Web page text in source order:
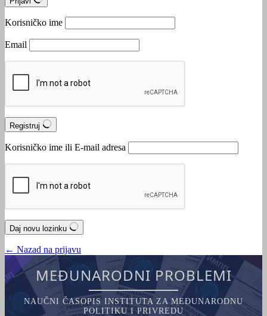
Korisničko ime
Email
Registruj
Korisničko ime ili E-mail adresa
Daj novu lozinku
← Nazad na prijavu
MEĐUNARODNI PROBLEMI
NAUČNI ČASOPIS INSTITUTA ZA MEĐUNARODNU
POLITIKU I PRIVREDU